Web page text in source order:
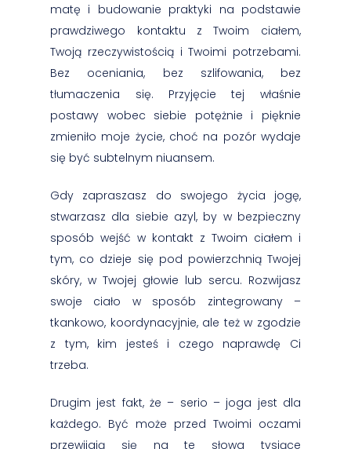
matę i budowanie praktyki na podstawie
prawdziwego kontaktu z Twoim ciałem,
Twoją rzeczywistością i Twoimi potrzebami.
Bez oceniania, bez szlifowania, bez
tłumaczenia się. Przyjęcie tej właśnie
postawy wobec siebie potężnie i pięknie
zmieniło moje życie, choć na pozór wydaje
się być subtelnym niuansem.
Gdy zapraszasz do swojego życia jogę,
stwarzasz dla siebie azyl, by w bezpieczny
sposób wejść w kontakt z Twoim ciałem i
tym, co dzieje się pod powierzchnią Twojej
skóry, w Twojej głowie lub sercu. Rozwijasz
swoje ciało w sposób zintegrowany –
tkankowo, koordynacyjnie, ale też w zgodzie
z tym, kim jesteś i czego naprawdę Ci
trzeba.
Drugim jest fakt, że – serio – joga jest dla
każdego. Być może przed Twoimi oczami
przewijają się na te słowa tysiące